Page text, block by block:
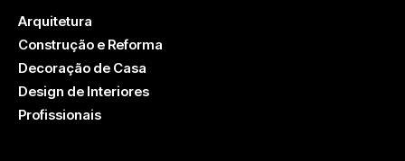
Arquitetura
Construção e Reforma
Decoração de Casa
Design de Interiores
Profissionais